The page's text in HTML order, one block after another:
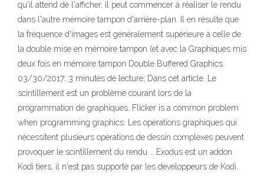
qu'il attend de l'afficher, il peut commencer à réaliser le rendu
dans l'autre mémoire tampon d'arrière-plan. Il en résulte que
la fréquence d'images est généralement supérieure à celle de
la double mise en mémoire tampon (et avec la Graphiques mis
deux fois en mémoire tampon Double Buffered Graphics.
03/30/2017; 3 minutes de lecture; Dans cet article. Le
scintillement est un problème courant lors de la
programmation de graphiques. Flicker is a common problem
when programming graphics. Les opérations graphiques qui
nécessitent plusieurs opérations de dessin complexes peuvent
provoquer le scintillement du rendu … Exodus est un addon
Kodi tiers, il n'est pas supporté par les développeurs de Kodi.